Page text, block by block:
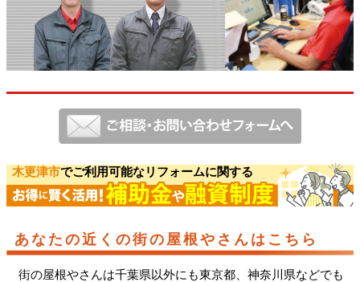
木更津市でご利用可能なリフォームに関する
あなたの近くの街の屋根やさんはこちら
街の屋根やさんは千葉県以外にも東京都、神奈川県などでも